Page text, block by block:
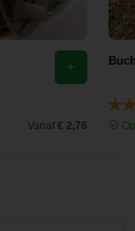
Vanaf € 2,76